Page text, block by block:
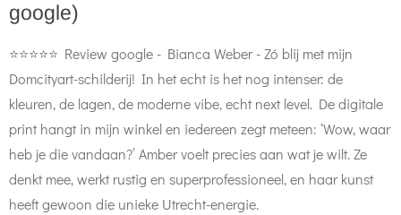
google)
⭐⭐⭐⭐⭐ Review google - Bianca Weber -Zó blij met mijn
Domcityart-schilderij! In het echt is het nog intenser: de
kleuren, de lagen, de moderne vibe, echt next level. De digitale
print hangt in mijn winkel en iedereen zegt meteen: ‘Wow, waar
heb je die vandaan?’Amber voelt precies aan wat je wilt. Ze
denkt mee, werkt rustig en superprofessioneel, en haar kunst
heeft gewoon die unieke Utrecht-energie.